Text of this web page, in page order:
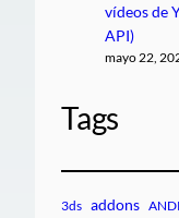
vídeos de
API)
mayo 22,
Tags
3ds addons